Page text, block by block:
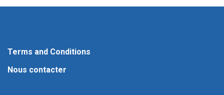
Terms and Conditions
Nous contacter